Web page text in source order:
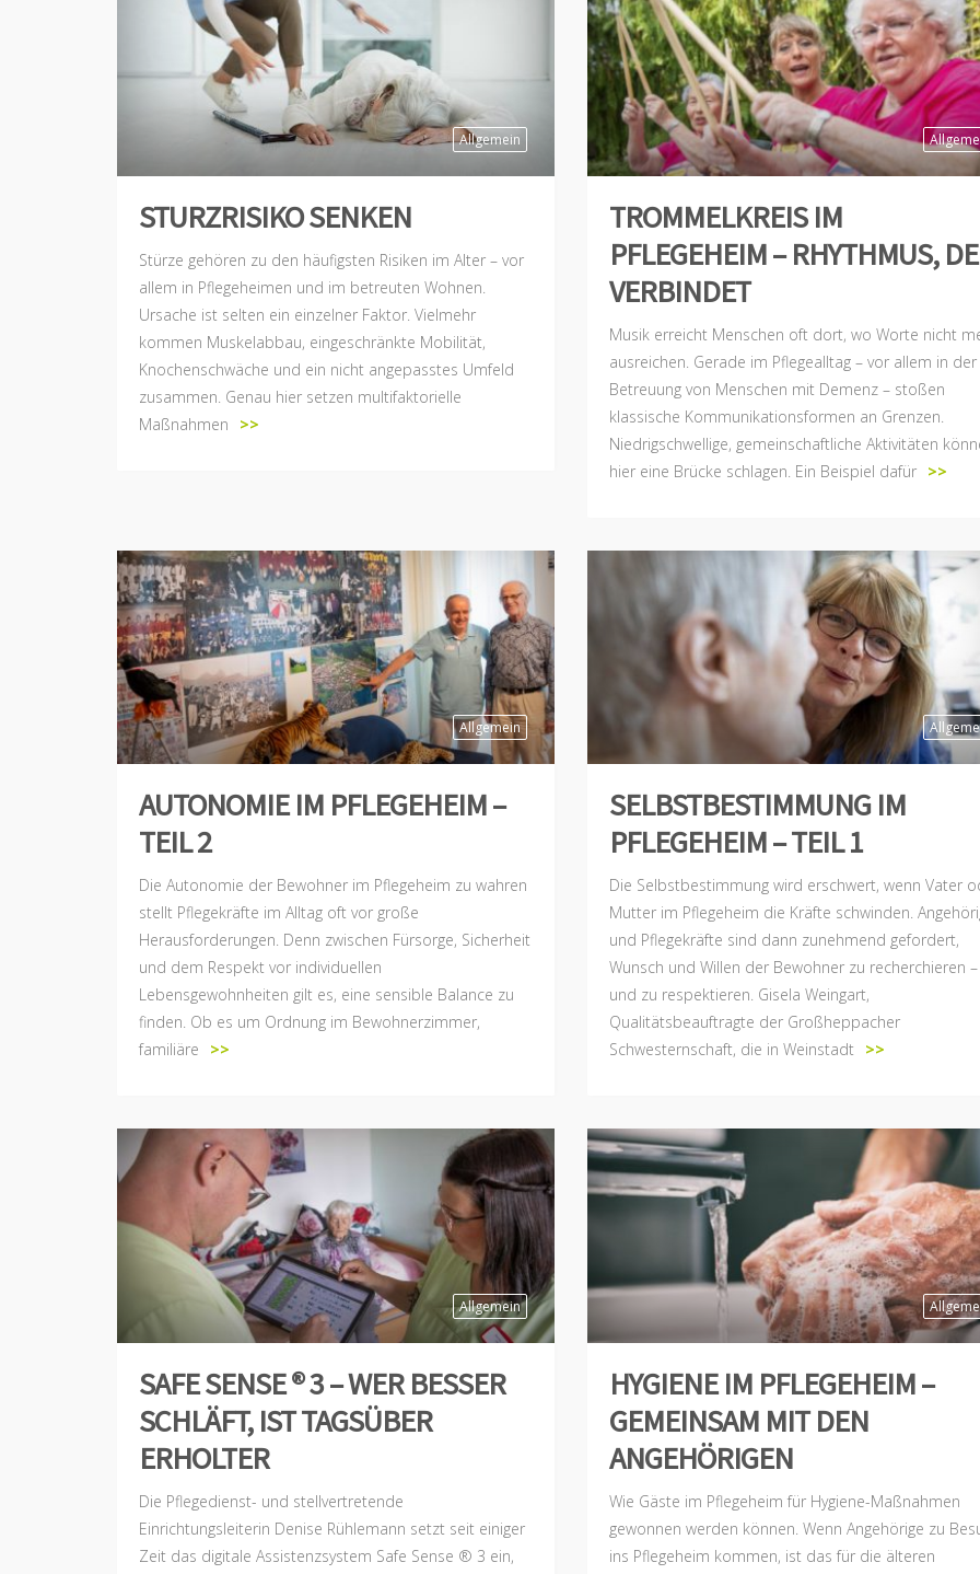
Allgemein
STURZRISIKO SENKEN
Stürze gehören zu den häufigsten Risiken im Alter – vor
allem in Pflegeheimen und im betreuten Wohnen.
Ursache ist selten ein einzelner Faktor. Vielmehr
kommen Muskelabbau, eingeschränkte Mobilität,
Knochenschwäche und ein nicht angepasstes Umfeld
zusammen. Genau hier setzen multifaktorielle
Maßnahmen
>>
TROMMELKREIS IM
PFLEGEHEIM – RHYTHMUS,
VERBINDET
Musik erreicht Menschen oft dort, wo Worte nicht
ausreichen. Gerade im Pflegealltag – vor allem in der
Betreuung von Menschen mit Demenz – stoßen
klassische Kommunikationsformen an Grenzen.
Niedrigschwellige, gemeinschaftliche Aktivitäten
hier eine Brücke schlagen. Ein Beispiel dafür >>
Allgemein
AUTONOMIE IM PFLEGEHEIM –
TEIL 2
Die Autonomie der Bewohner im Pflegeheim zu wahren
stellt Pflegekräfte im Alltag oft vor große
Herausforderungen. Denn zwischen Fürsorge, Sicherheit
und dem Respekt vor individuellen
Lebensgewohnheiten gilt es, eine sensible Balance zu
finden. Ob es um Ordnung im Bewohnerzimmer,
familiäre
>>
SELBSTBESTIMMUNG IM
PFLEGEHEIM – TEIL 1
Die Selbstbestimmung wird erschwert, wenn Vater
Mutter im Pflegeheim die Kräfte schwinden.
und Pflegekräfte sind dann zunehmend gefordert,
Wunsch und Willen der Bewohner zu recherchieren –
und zu respektieren. Gisela Weingart,
Qualitätsbeauftragte der Großheppacher
Schwesternschaft, die in Weinstadt
>>
Allgemein
SAFE SENSE ® 3 – WER BESSER
SCHLÄFT, IST TAGSÜBER
ERHOLTER
Die Pflegedienst- und stellvertretende
Einrichtungsleiterin Denise Rühlemann setzt seit einiger
Zeit das digitale Assistenzsystem Safe Sense ® 3 ein,
HYGIENE IM PFLEGEHEIM –
GEMEINSAM MIT DEN
ANGEHÖRIGEN
Wie Gäste im Pflegeheim für Hygiene-Maßnahmen
gewonnen werden können. Wenn Angehörige zu
ins Pflegeheim kommen, ist das für die älteren